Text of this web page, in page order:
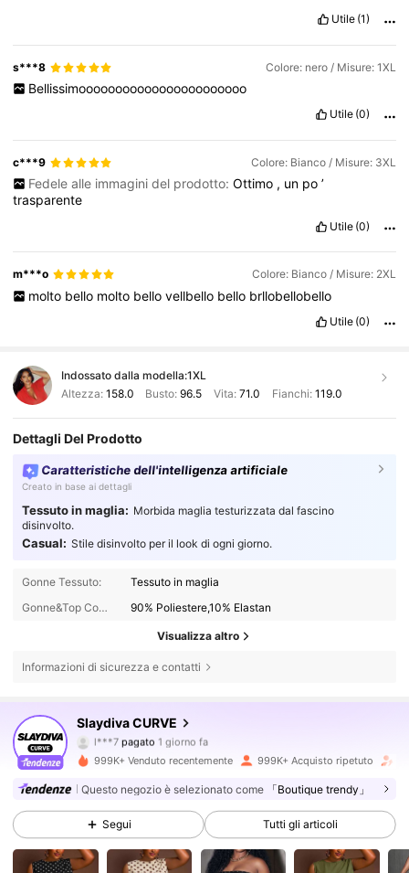
Utile (1)
s***8 Colore: nero / Misure: 1XL
Bellissimooooooooooooooooooooooo
Utile (0)
c***9 Colore: Bianco / Misure: 3XL
Fedele alle immagini del prodotto: Ottimo , un po ’
trasparente
Utile (0)
m***o Colore: Bianco / Misure: 2XL
molto bello molto bello vellbello bello brllobellobello
Utile (0)
Indossato dalla modella:1XL
Altezza: 158.0 Busto:96.5 Vita: 71.0 Fianchi: 119.0
Dettagli Del Prodotto
Caratteristiche dell'intelligenza artificiale
Creato in base ai dettagli
Tessuto in maglia: Morbida maglia testurizzata dal fascino
disinvolto.
Casual: Stile disinvolto per il look di ogni giorno.
Gonne Tessuto:
Tessuto in maglia
Gonne&Top Composizione:
90% Poliestere,10% Elastan
Visualizza altro
Informazioni di sicurezza e contatti
Slaydiva CURVE
l***7pagato1 giorno fa
m***nsegue 5 minuti fa
4.81 629K Follower
999K+ Venduto recentemente 999K+ Acquisto ripetuto
Questo negozio è selezionato come 「Boutique trendy」
Segui Tutti gli articoli